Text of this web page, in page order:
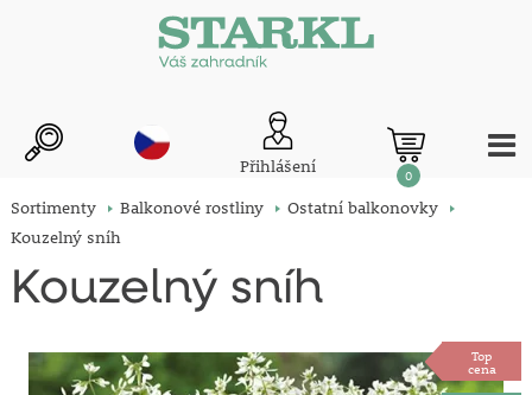
Přihlášení 0
Sortimenty Balkonové rostliny
Ostatní balkonovky
Kouzelný sníh
Kouzelný sníh
Top
cena